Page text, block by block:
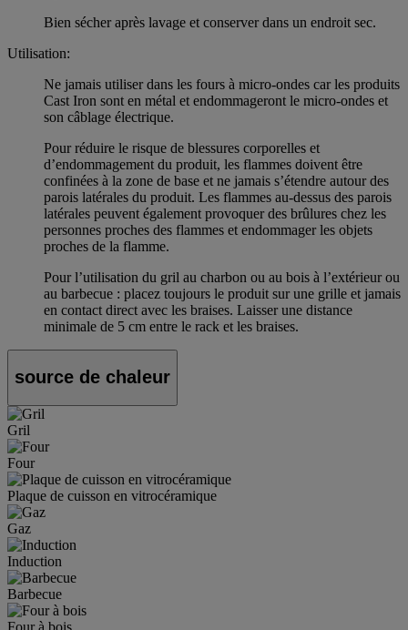
Bien sécher après lavage et conserver dans un endroit sec.
Utilisation:
Ne jamais utiliser dans les fours à micro-ondes car les produits
Cast Iron sont en métal et endommageront le micro-ondes et
son câblage électrique.
Pour réduire le risque de blessures corporelles et
d’endommagement du produit, les flammes doivent être
confinées à la zone de base et ne jamais s’étendre autour des
parois latérales du produit. Les flammes au-dessus des parois
latérales peuvent également provoquer des brûlures chez les
personnes proches des flammes et endommager les objets
proches de la flamme.
Pour l’utilisation du gril au charbon ou au bois à l’extérieur ou
au barbecue : placez toujours le produit sur une grille et jamais
en contact direct avec les braises. Laisser une distance
minimale de 5 cm entre le rack et les braises.
source de chaleur
Gril
Four
Plaque de cuisson en vitrocéramique
Gaz
Induction
Barbecue
Four à bois